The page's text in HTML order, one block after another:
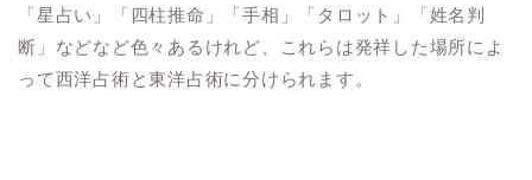
「星占い」「四柱推命」「手相」「タロット」「姓名判
断」などなど色々あるけれど、これらは発祥した場所によ
って西洋占術と東洋占術に分けられます。